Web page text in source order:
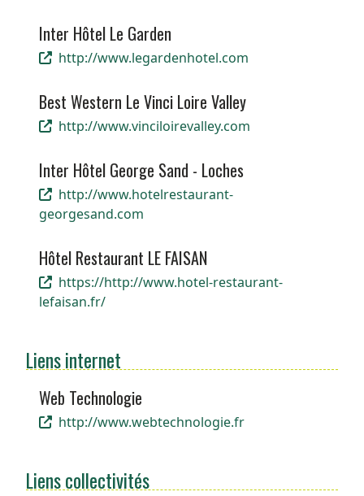
Inter Hôtel Le Garden
http://www.legardenhotel.com
Best Western Le Vinci Loire Valley
http://www.vinciloirevalley.com
Inter Hôtel George Sand - Loches
http://www.hotelrestaurant-
georgesand.com
Hôtel Restaurant LE FAISAN
https://http://www.hotel-restaurant-
lefaisan.fr/
Liens internet
Web Technologie
http://www.webtechnologie.fr
Liens collectivités